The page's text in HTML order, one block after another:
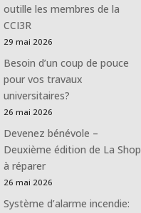
outille les membres de la
CCI3R
29 mai 2026
Besoin d’un coup de pouce
pour vos travaux
universitaires?
26 mai 2026
Devenez bénévole –
Deuxième édition de La Shop
à réparer
26 mai 2026
Système d’alarme incendie: